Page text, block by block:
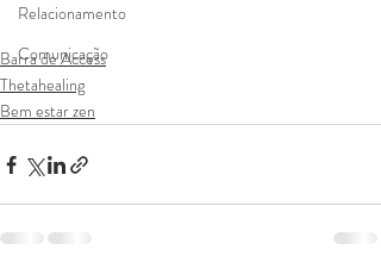
Relacionamento
Comunicação
Barra de Access
Thetahealing
Bem estar zen